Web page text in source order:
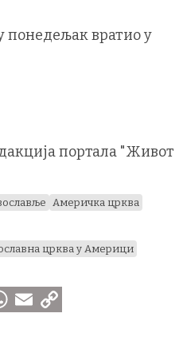
понедељак вратио у
портала "Живот
Америчка црква
црква у Америци